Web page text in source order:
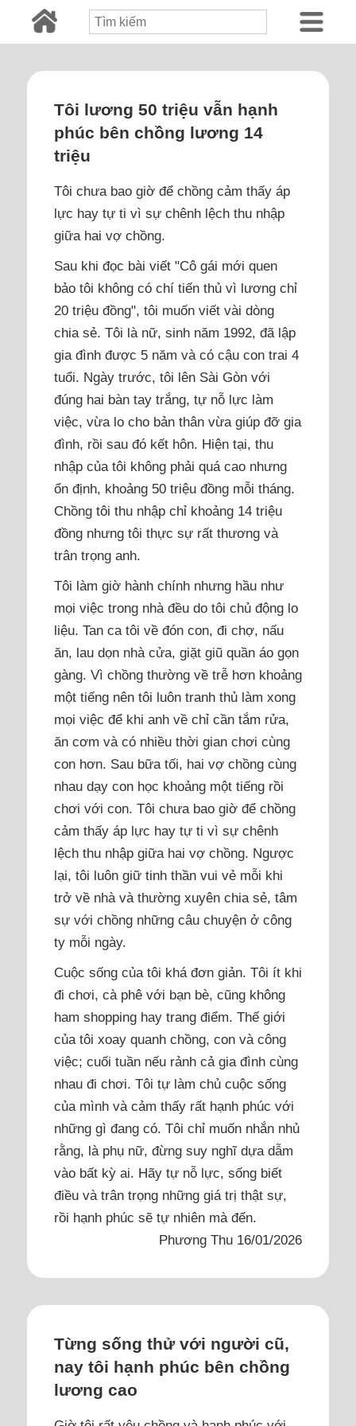
Tôi lương 50 triệu vẫn hạnh
phúc bên chồng lương 14
triệu
Tôi chưa bao giờ để chồng cảm thấy áp
lực hay tự ti vì sự chênh lệch thu nhập
giữa hai vợ chồng.
Sau khi đọc bài viết "Cô gái mới quen
bảo tôi không có chí tiến thủ vì lương chỉ
20 triệu đồng", tôi muốn viết vài dòng
chia sẻ. Tôi là nữ, sinh năm 1992, đã lập
gia đình được 5 năm và có cậu con trai 4
tuổi. Ngày trước, tôi lên Sài Gòn với
đúng hai bàn tay trắng, tự nỗ lực làm
việc, vừa lo cho bản thân vừa giúp đỡ gia
đình, rồi sau đó kết hôn. Hiện tại, thu
nhập của tôi không phải quá cao nhưng
ổn định, khoảng 50 triệu đồng mỗi tháng.
Chồng tôi thu nhập chỉ khoảng 14 triệu
đồng nhưng tôi thực sự rất thương và
trân trọng anh.
Tôi làm giờ hành chính nhưng hầu như
mọi việc trong nhà đều do tôi chủ động lo
liệu. Tan ca tôi về đón con, đi chợ, nấu
ăn, lau dọn nhà cửa, giặt giũ quần áo gọn
gàng. Vì chồng thường về trễ hơn khoảng
một tiếng nên tôi luôn tranh thủ làm xong
mọi việc để khi anh về chỉ cần tắm rửa,
ăn cơm và có nhiều thời gian chơi cùng
con hơn. Sau bữa tối, hai vợ chồng cùng
nhau dạy con học khoảng một tiếng rồi
chơi với con. Tôi chưa bao giờ để chồng
cảm thấy áp lực hay tự ti vì sự chênh
lệch thu nhập giữa hai vợ chồng. Ngược
lại, tôi luôn giữ tinh thần vui vẻ mỗi khi
trở về nhà và thường xuyên chia sẻ, tâm
sự với chồng những câu chuyện ở công
ty mỗi ngày.
Cuộc sống của tôi khá đơn giản. Tôi ít khi
đi chơi, cà phê với bạn bè, cũng không
ham shopping hay trang điểm. Thế giới
của tôi xoay quanh chồng, con và công
việc; cuối tuần nếu rảnh cả gia đình cùng
nhau đi chơi. Tôi tự làm chủ cuộc sống
của mình và cảm thấy rất hạnh phúc với
những gì đang có. Tôi chỉ muốn nhắn nhủ
rằng, là phụ nữ, đừng suy nghĩ dựa dẫm
vào bất kỳ ai. Hãy tự nỗ lực, sống biết
điều và trân trọng những giá trị thật sự,
rồi hạnh phúc sẽ tự nhiên mà đến.
Phương Thu 16/01/2026
Từng sống thử với người cũ,
nay tôi hạnh phúc bên chồng
lương cao